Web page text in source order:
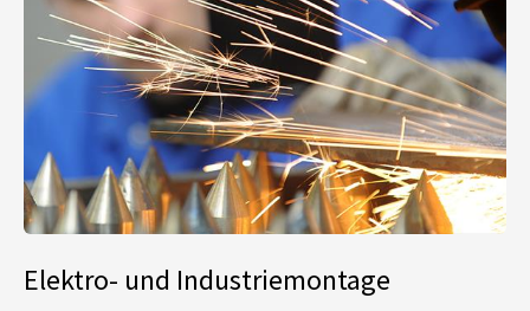
Elektro- und Industriemontage